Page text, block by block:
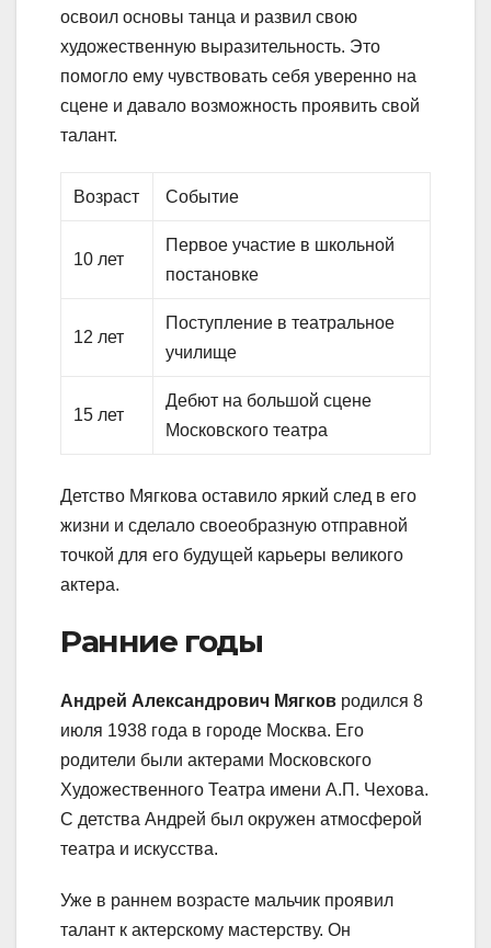
освоил основы танца и развил свою
художественную выразительность. Это
помогло ему чувствовать себя уверенно на
сцене и давало возможность проявить свой
талант.
Возраст Событие
10 лет
Первое участие в школьной
постановке
12 лет
Поступление в театральное
училище
15 лет
Дебют на большой сцене
Московского театра
Детство Мягкова оставило яркий след в его
жизни и сделало своеобразную отправной
точкой для его будущей карьеры великого
актера.
Ранние годы
Андрей Александрович Мягков родился 8
июля 1938 года в городе Москва. Его
родители были актерами Московского
Художественного Театра имени А.П. Чехова.
С детства Андрей был окружен атмосферой
театра и искусства.
Уже в раннем возрасте мальчик проявил
талант к актерскому мастерству. Он